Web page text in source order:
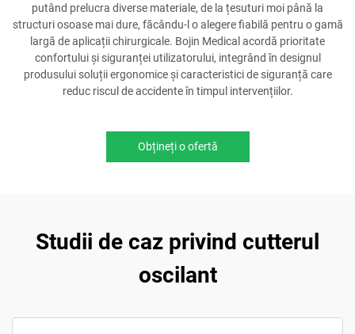
putând prelucra diverse materiale, de la țesuturi moi până la
structuri osoase mai dure, făcându-l o alegere fiabilă pentru o gamă
largă de aplicații chirurgicale. Bojin Medical acordă prioritate
confortului și siguranței utilizatorului, integrând în designul
produsului soluții ergonomice și caracteristici de siguranță care
reduc riscul de accidente în timpul intervențiilor.
Obțineți o ofertă
Studii de caz privind cutterul
oscilant